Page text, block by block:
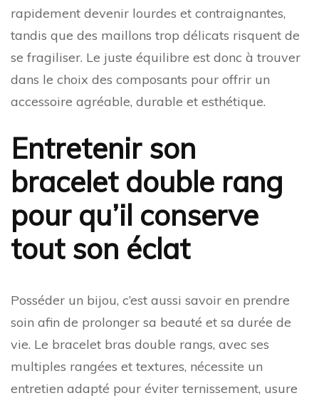
rapidement devenir lourdes et contraignantes,
tandis que des maillons trop délicats risquent de
se fragiliser. Le juste équilibre est donc à trouver
dans le choix des composants pour offrir un
accessoire agréable, durable et esthétique.
Entretenir son
bracelet double rang
pour qu’il conserve
tout son éclat
Posséder un bijou, c’est aussi savoir en prendre
soin afin de prolonger sa beauté et sa durée de
vie. Le bracelet bras double rangs, avec ses
multiples rangées et textures, nécessite un
entretien adapté pour éviter ternissement, usure